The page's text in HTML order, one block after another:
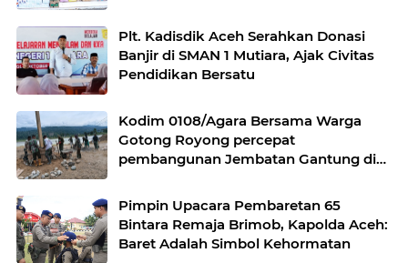
Plt. Kadisdik Aceh Serahkan Donasi
Banjir di SMAN 1 Mutiara, Ajak Civitas
Pendidikan Bersatu
Kodim 0108/Agara Bersama Warga
Gotong Royong percepat
pembangunan Jembatan Gantung di
Pimpin Upacara Pembaretan 65
Bintara Remaja Brimob, Kapolda Aceh:
Baret Adalah Simbol Kehormatan